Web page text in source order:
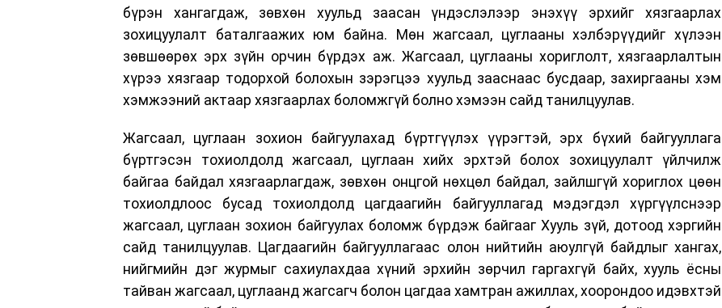
бүрэн хангагдаж, зөвхөн хуульд заасан үндэслэлээр энэхүү эрхийг хязгаарлах
зохицуулалт баталгаажих юм байна. Мөн жагсаал, цуглааны хэлбэрүүдийг хүлээн
зөвшөөрөх эрх зүйн орчин бүрдэх аж. Жагсаал, цуглааны хориглолт, хязгаарлалтын
хүрээ хязгаар тодорхой болохын зэрэгцээ хуульд зааснаас бусдаар, захиргааны хэм
хэмжээний актаар хязгаарлах боломжгүй болно хэмээн сайд танилцуулав.
Жагсаал, цуглаан зохион байгуулахад бүртгүүлэх үүрэгтэй, эрх бүхий байгууллага
бүртгэсэн тохиолдолд жагсаал, цуглаан хийх эрхтэй болох зохицуулалт үйлчилж
байгаа байдал хязгаарлагдаж, зөвхөн онцгой нөхцөл байдал, зайлшгүй хориглох цөөн
тохиолдлоос бусад тохиолдолд цагдаагийн байгууллагад мэдэгдэл хүргүүлснээр
жагсаал, цуглаан зохион байгуулах боломж бүрдэж байгааг Хууль зүй, дотоод хэргийн
сайд танилцуулав. Цагдаагийн байгууллагаас олон нийтийн аюулгүй байдлыг хангах,
нийгмийн дэг журмыг сахиулахдаа хүний эрхийн зөрчил гаргахгүй байх, хууль ёсны
тайван жагсаал, цуглаанд жагсагч болон цагдаа хамтран ажиллах, хоорондоо идэвхтэй